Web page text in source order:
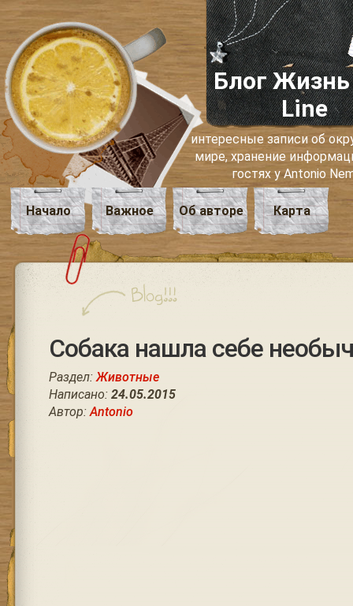
Блог Жизнь
Line
интересные записи об
мире, хранение
гостях у Antonio
Начало Важное Об авторе Карта
Собака нашла себе
Раздел:Животные
Написано: 24.05.2015
Автор:Antonio